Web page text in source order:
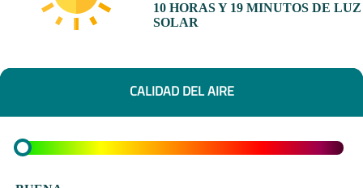
10 HORAS Y 19 MINUTOS DE LUZ
SOLAR
CALIDAD DEL AIRE